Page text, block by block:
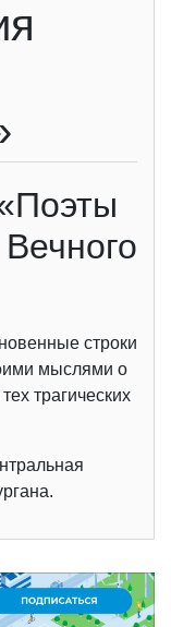
строки
мыслями о
трагических